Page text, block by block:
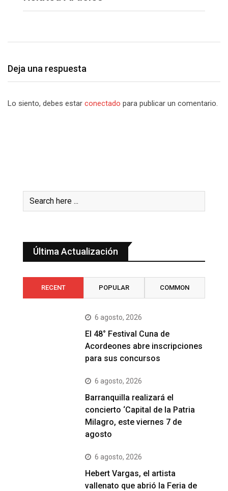
Deja una respuesta
Lo siento, debes estar conectado para publicar un comentario.
Última Actualización
RECENT POPULAR COMMON
6 agosto, 2026
El 48° Festival Cuna de
Acordeones abre inscripciones
para sus concursos
6 agosto, 2026
Barranquilla realizará el
concierto ‘Capital de la Patria
Milagro, este viernes 7 de
agosto
6 agosto, 2026
Hebert Vargas, el artista
vallenato que abrió la Feria de